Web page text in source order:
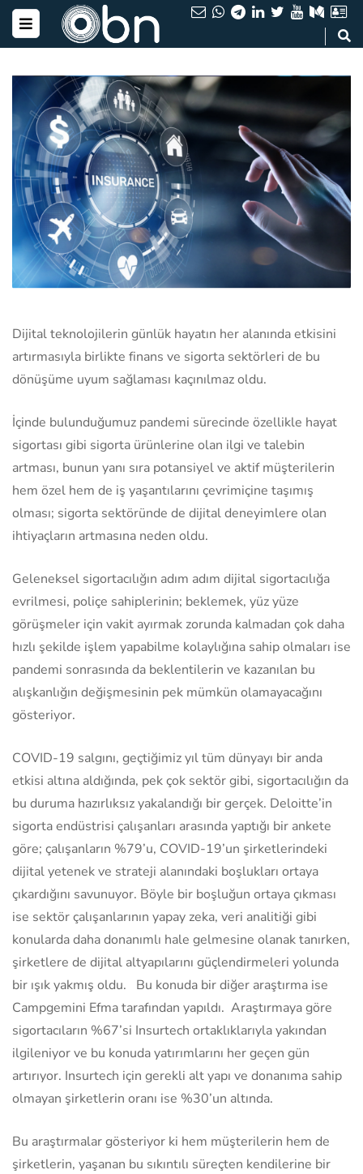
Dijital teknolojilerin günlük hayatın her alanında etkisini
artırmasıyla birlikte finans ve sigorta sektörleri de bu
dönüşüme uyum sağlaması kaçınılmaz oldu.
İçinde bulunduğumuz pandemi sürecinde özellikle hayat
sigortası gibi sigorta ürünlerine olan ilgi ve talebin
artması, bunun yanı sıra potansiyel ve aktif müşterilerin
hem özel hem de iş yaşantılarını çevrimiçine taşımış
olması; sigorta sektöründe de dijital deneyimlere olan
ihtiyaçların artmasına neden oldu.
Geleneksel sigortacılığın adım adım dijital sigortacılığa
evrilmesi, poliçe sahiplerinin; beklemek, yüz yüze
görüşmeler için vakit ayırmak zorunda kalmadan çok daha
hızlı şekilde işlem yapabilme kolaylığına sahip olmaları ise
pandemi sonrasında da beklentilerin ve kazanılan bu
alışkanlığın değişmesinin pek mümkün olamayacağını
gösteriyor.
COVID-19 salgını, geçtiğimiz yıl tüm dünyayı bir anda
etkisi altına aldığında, pek çok sektör gibi, sigortacılığın da
bu duruma hazırlıksız yakalandığı bir gerçek. Deloitte’in
sigorta endüstrisi çalışanları arasında yaptığı bir ankete
göre; çalışanların %79’u, COVID-19’un şirketlerindeki
dijital yetenek ve strateji alanındaki boşlukları ortaya
çıkardığını savunuyor. Böyle bir boşluğun ortaya çıkması
ise sektör çalışanlarının yapay zeka, veri analitiği gibi
konularda daha donanımlı hale gelmesine olanak tanırken,
şirketlere de dijital altyapılarını güçlendirmeleri yolunda
bir ışık yakmış oldu. Bu konuda bir diğer araştırma ise
Campgemini Efma tarafından yapıldı. Araştırmaya göre
sigortacıların %67’si Insurtech ortaklıklarıyla yakından
ilgileniyor ve bu konuda yatırımlarını her geçen gün
artırıyor. Insurtech için gerekli alt yapı ve donanıma sahip
olmayan şirketlerin oranı ise %30’un altında.
Bu araştırmalar gösteriyor ki hem müşterilerin hem de
şirketlerin, yaşanan bu sıkıntılı süreçten kendilerine bir